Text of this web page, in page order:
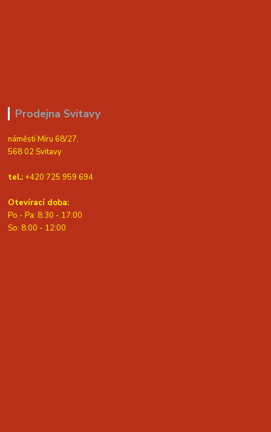
Prodejna Svitavy
náměstí Míru 68/27,
568 02 Svitavy
tel.: +420 725 959 694
Otevírací doba:
Po - Pa: 8:30 - 17:00
So: 8:00 - 12:00